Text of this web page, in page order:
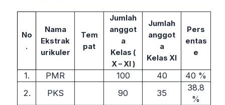
No
.
Nama
Ekstrak
urikuler
Tem
pat
Jumlah
anggot
a
Kelas (
X – XI )
Jumlah
anggot
a
Kelas XI
Pers
entas
e
1. PMR 100 40
40 %
2.
PKS 90 35
38.8
%